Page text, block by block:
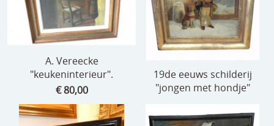
A. Vereecke
"keukeninterieur".
€ 80,00
19de eeuws schilderij
"jongen met hondje"